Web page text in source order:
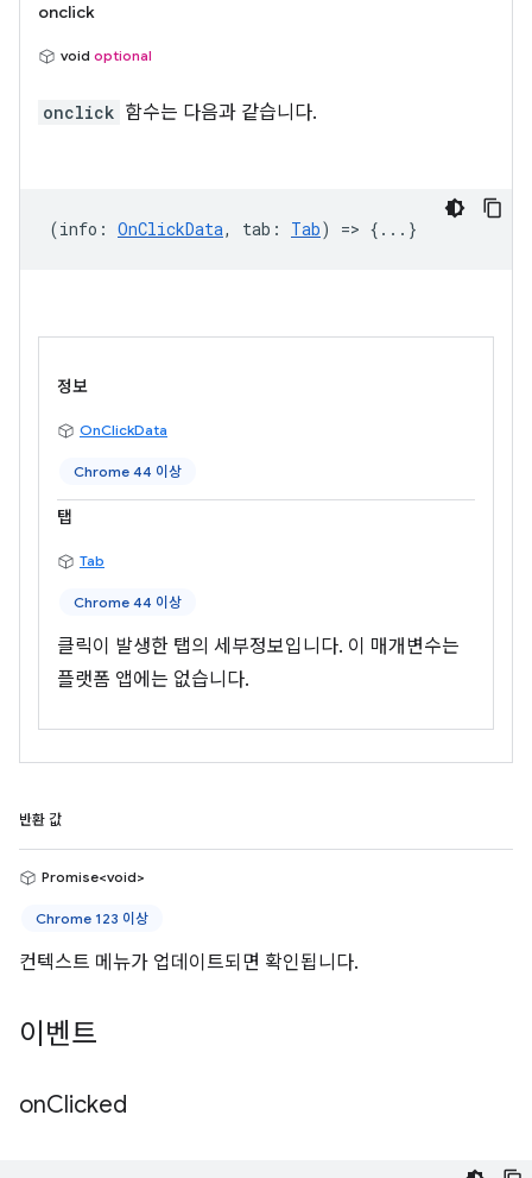
onclick
void optional
onclick 함수는 다음과 같습니다.
(info : OnClickData, tab : Tab) => {...}
정보
OnClickData
Chrome 44 이상
탭
Tab
Chrome 44 이상
클릭이 발생한 탭의 세부정보입니다. 이 매개변수는
플랫폼 앱에는 없습니다.
반환 값
Promise<void>
Chrome 123 이상
컨텍스트 메뉴가 업데이트되면 확인됩니다.
이벤트
onClicked